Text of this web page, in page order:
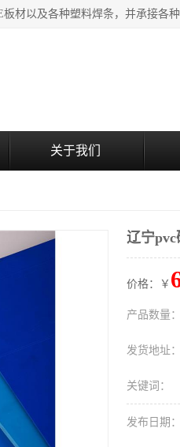
关于我们
辽宁
价格：￥
产品数量：
发货地址：
关键词：
发布日期：